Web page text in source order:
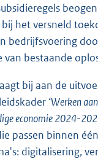
het versneld
bedrijfsvoering
bestaande
bij aan de
‘Werken
economie 2024-202
passen binnen
digitalisering,